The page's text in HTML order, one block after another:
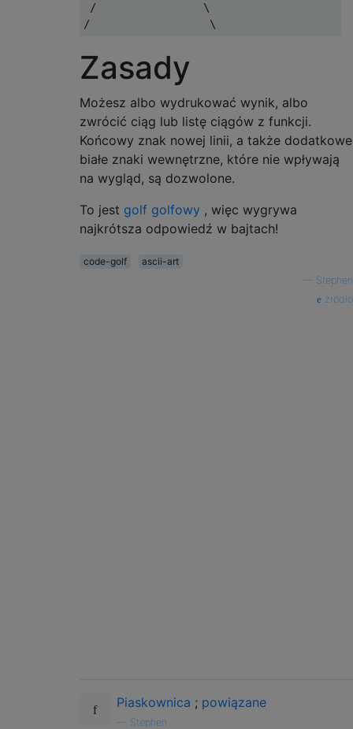
/                 \
Zasady
Możesz albo wydrukować wynik, albo
zwrócić ciąg lub listę ciągów z funkcji.
Końcowy znak nowej linii, a także dodatkowe
białe znaki wewnętrzne, które nie wpływają
na wygląd, są dozwolone.
To jest golf golfowy , więc wygrywa
najkrótsza odpowiedź w bajtach!
code-golf
ascii-art
Stephen
źródło
Piaskownica ; powiązane
Stephen